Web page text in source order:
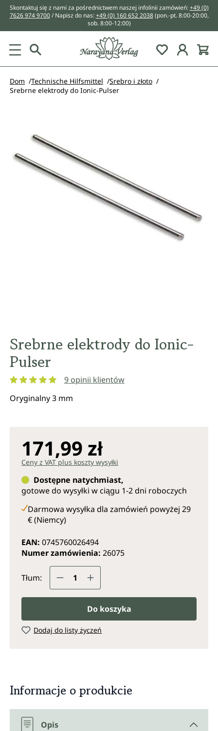
zawartości
Skontaktuj się z nami za pośrednictwem naszej infolinii zamówień:+49 (0)
7626 974 9700/ Napisz do nas:+49 (0) 160 652 2038 (pon.-pt. 8:00-20:00,
sob. 8:00-12:00)
You have 0
Dom Technische Hilfsmittel
Srebro i złoto
Srebrne elektrody do Ionic-Pulser
Srebrne elektrody do Ionic-
Pulser
9 opinii klientów
Oryginalny 3 mm
171,99 zł
Ceny z VAT plus koszty wysyłki
Dostępne natychmiast,
gotowe do wysyłki w ciągu 1-2 dni roboczych
Darmowa wysyłka dla zamówień powyżej 29
€ (Niemcy)
EAN: 0745760026494
Numer zamówienia: 26075
Tłum: Ilość produktu: Wprowadź
Do koszyka
Dodaj do listy życzeń
Informacje o produkcie
Opis